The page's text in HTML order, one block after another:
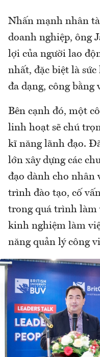
Nhấn mạnh nhân
doanh nghiệp, ông
lợi của người lao
nhất, đặc biệt là
đa dạng, công bằng
Bên cạnh đó, một
linh hoạt sẽ chú
kĩ năng lãnh đạo.
lớn xây dựng các
đạo dành cho nhân
trình đào tạo, cố
trong quá trình làm
kinh nghiệm làm
năng quản lý công